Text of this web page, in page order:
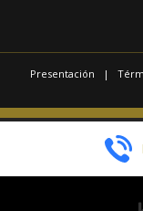
Presentación |